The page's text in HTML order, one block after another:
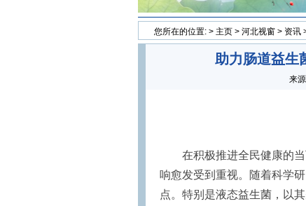
您所在的位置: > 主页 > 河北视窗 > 资讯
助力肠道益生
来源
在积极推进全民健康的
响愈发受到重视。随着科学
点。特别是液态益生菌，以